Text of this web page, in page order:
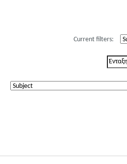
Current filters: